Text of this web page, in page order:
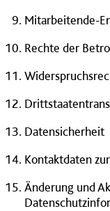
Mitarbeitende-
Rechte der
Datensicherheit
Kontaktdaten
Änderung und